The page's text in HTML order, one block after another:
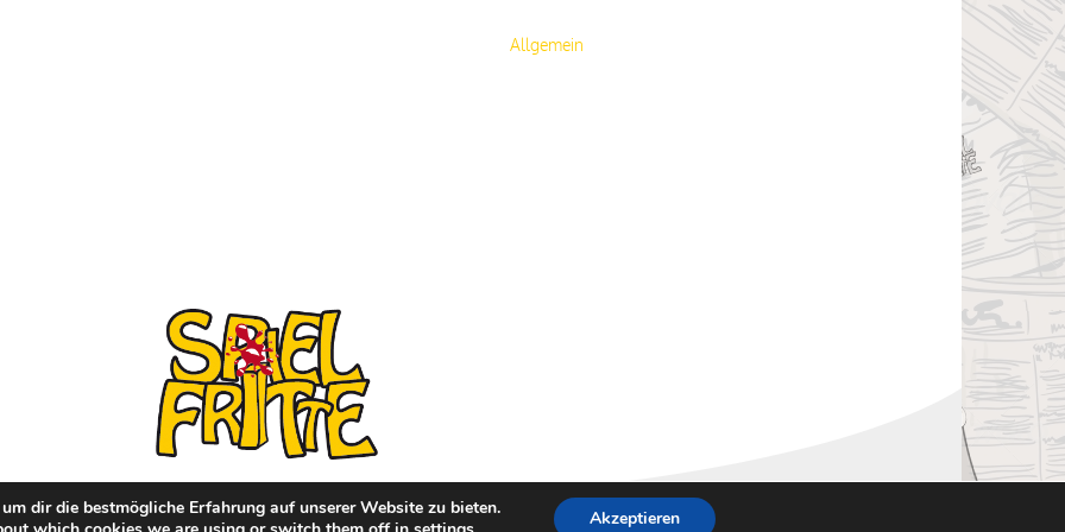
Allgemein
dir die bestmögliche Erfahrung auf unserer Website zu bieten.
Akzeptieren